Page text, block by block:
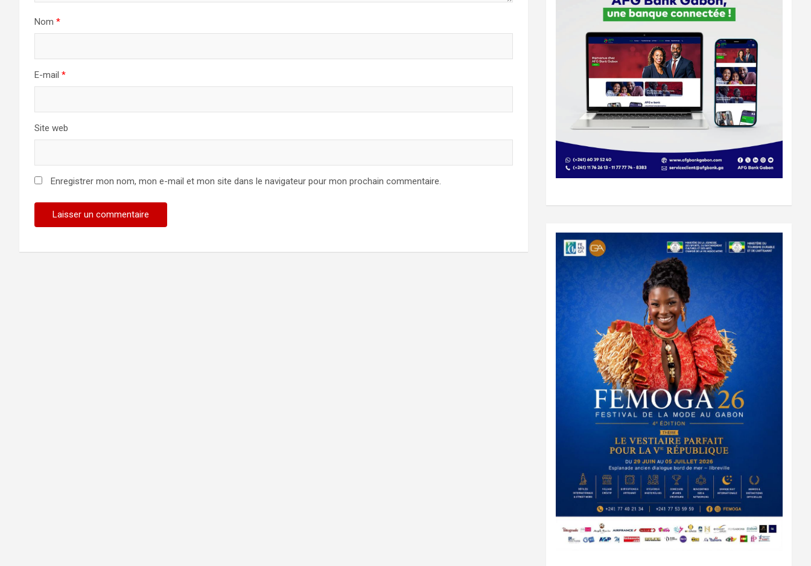
Nom *
E-mail *
Site web
Enregistrer mon nom, mon e-mail et mon site dans le navigateur pour mon prochain commentaire.